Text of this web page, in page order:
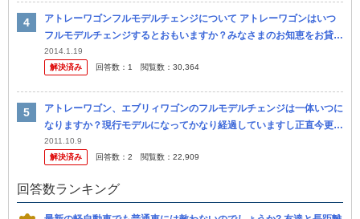
アトレーワゴンフルモデルチェンジについて アトレーワゴンはいつ
フルモデルチェンジするとおもいますか？みなさまのお知恵をお貸し
下さい。購入予定です
2014.1.19
解決済み
回答数： 1 閲覧数： 30,364
アトレーワゴン、エブリィワゴンのフルモデルチェンジは一体いつに
なりますか？現行モデルになってかなり経過していますし正直今更な
がら現行タイプを買うのもなぁ～…て感 じです。雑誌やネット見て
ても情報...
2011.10.9
解決済み
回答数： 2 閲覧数： 22,909
回答数ランキング